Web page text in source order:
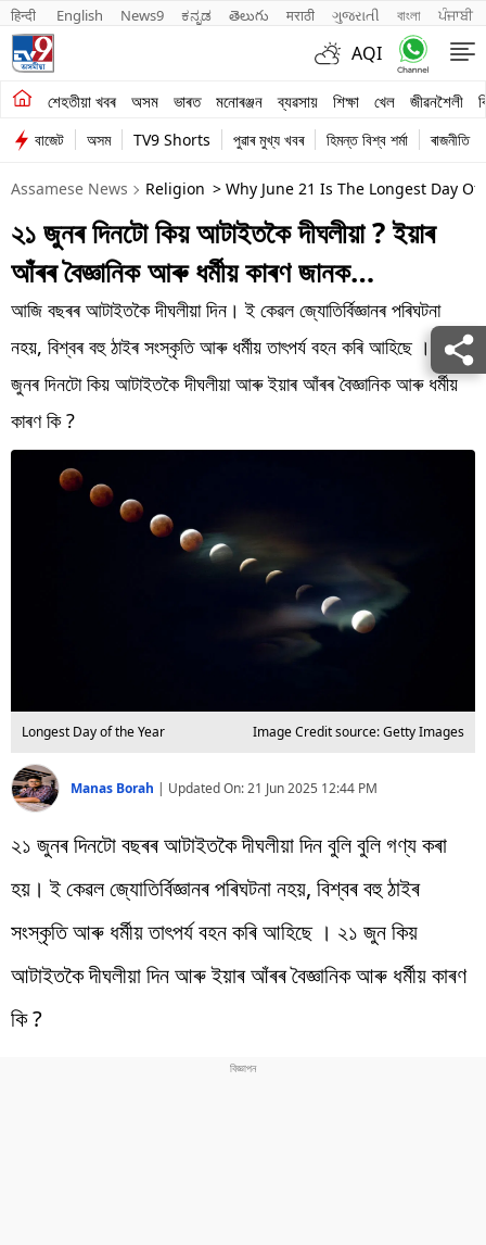
हिन्दी English News9 ಕನ್ನಡ తెలుగు मराठी ગુજરાતી বাংলা ਪੰਜਾਬੀ
AQI
শেহতীয়া খবৰ অসম ভাৰত মনোৰঞ্জন ব্যৱসায় শিক্ষা খেল জীৱনশৈলী
শেহতীয়া খবৰ
অসম
ভাৰত
মনোৰঞ্জন
ব্যৱসায়
শিক্ষা
খেল
জীৱনশৈলী
বাজেট অসম TV9 Shorts পুৱাৰ মুখ্য খবৰ হিমন্ত বিশ্ব শৰ্মা ৰাজনীতি
Assamese News Religion > Why June 21 Is The Longest Day
২১ জুনৰ দিনটো কিয় আটাইতকৈ দীঘলীয়া ? ইয়াৰ
আঁৰৰ বৈজ্ঞানিক আৰু ধৰ্মীয় কাৰণ জানক…
আজি বছৰৰ আটাইতকৈ দীঘলীয়া দিন। ই কেৱল জ্যোতিৰ্বিজ্ঞানৰ পৰিঘটনা
নহয়, বিশ্বৰ বহু ঠাইৰ সংস্কৃতি আৰু ধৰ্মীয় তাৎপৰ্য বহন কৰি আহিছে । ২১
জুনৰ দিনটো কিয় আটাইতকৈ দীঘলীয়া আৰু ইয়াৰ আঁৰৰ বৈজ্ঞানিক আৰু ধৰ্মীয়
কাৰণ কি ?
Longest Day of the Year Image Credit source: Getty Images
Manas Borah | Updated On:21 Jun 2025 12:44 PM
২১ জুনৰ দিনটো বছৰৰ আটাইতকৈ দীঘলীয়া দিন বুলি বুলি গণ্য কৰা
হয়। ই কেৱল জ্যোতিৰ্বিজ্ঞানৰ পৰিঘটনা নহয়, বিশ্বৰ বহু ঠাইৰ
সংস্কৃতি আৰু ধৰ্মীয় তাৎপৰ্য বহন কৰি আহিছে । ২১ জুন কিয়
আটাইতকৈ দীঘলীয়া দিন আৰু ইয়াৰ আঁৰৰ বৈজ্ঞানিক আৰু ধৰ্মীয় কাৰণ
কি ?